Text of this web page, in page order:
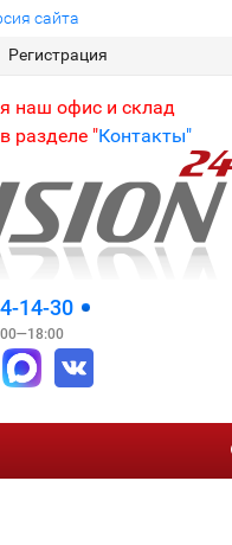
сайта
Регистрация
наш офис и склад
разделе "Контакты"
14-30